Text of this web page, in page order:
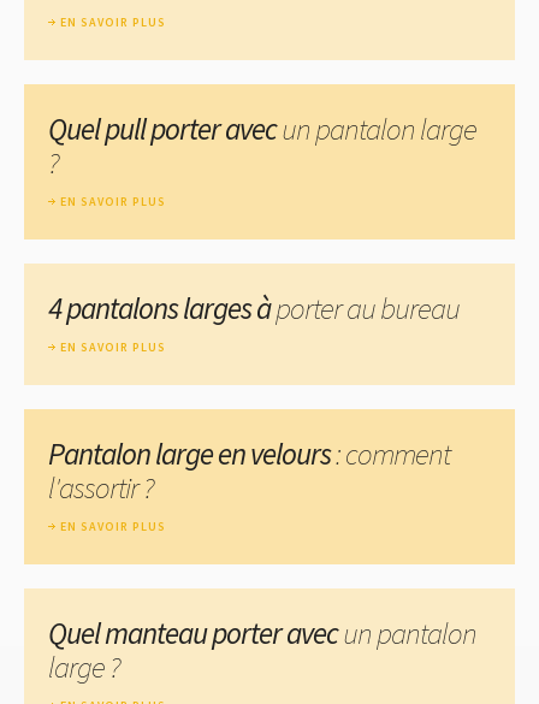
EN SAVOIR PLUS
Quel pull porter avecun pantalon large
?
EN SAVOIR PLUS
4 pantalons larges àporter au bureau
EN SAVOIR PLUS
Pantalon large en velours: comment
l'assortir ?
EN SAVOIR PLUS
Quel manteau porter avecun pantalon
large ?